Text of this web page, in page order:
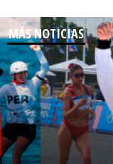
MÁS NOTICIAS